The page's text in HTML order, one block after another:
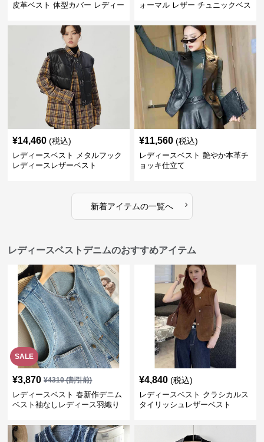
皮革ベスト 体型カバー レディー
ォーマル レザー チュニックベス
¥14,460 (税込)
レディースベスト メタルフック
レディースレザーベスト
¥11,560 (税込)
レディースベスト 艶やか本革チ
ョッキ仕立て
新着アイテムの一覧へ ›
レディースベストデニムのおすすめアイテム
SALE
¥3,870 ¥4310(割引前)
レディースベスト 春新作デニム
ベスト袖なしレディース羽織り
¥4,840 (税込)
レディースベスト クラシカルス
タイリッシュレザーベスト